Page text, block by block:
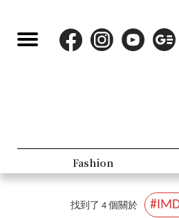
Fashion
找到了 4 個關於